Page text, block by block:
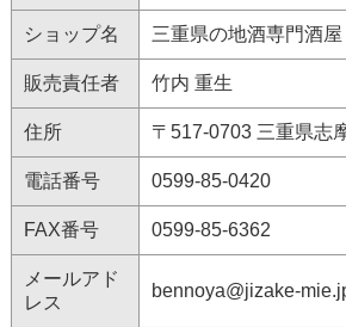
ショップ名 三重県の地酒専門酒屋
販売責任者 竹内 重生
住所 〒517-0703 三重県志
電話番号 0599-85-0420
FAX番号 0599-85-6362
メールアド
レス
bennoya@jizake-